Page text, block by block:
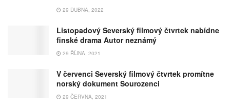
29 DUBNA, 2022
Listopadový Severský filmový čtvrtek nabídne
finské drama Autor neznámý
29 ŘÍJNA, 2021
V červenci Severský filmový čtvrtek promítne
norský dokument Sourozenci
29 ČERVNA, 2021